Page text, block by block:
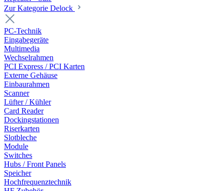
Zur Kategorie Delock
PC-Technik
Eingabegeräte
Multimedia
Wechselrahmen
PCI Express / PCI Karten
Externe Gehäuse
Einbaurahmen
Scanner
Lüfter / Kühler
Card Reader
Dockingstationen
Riserkarten
Slotbleche
Module
Switches
Hubs / Front Panels
Speicher
Hochfrequenztechnik